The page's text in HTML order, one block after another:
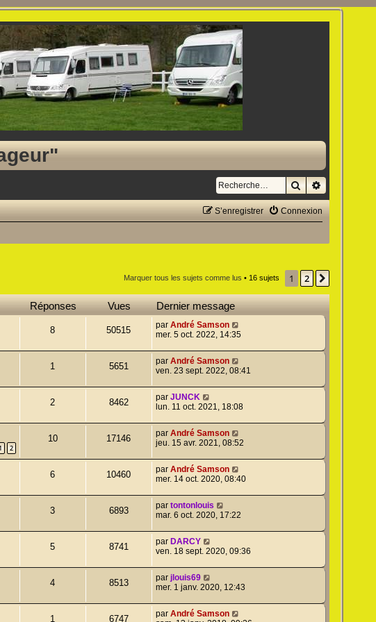
RechercherRecherche
Connexion
S’enregistrer
Marquer tous les sujets comme lus • 16 sujets 1 2
Réponses Vues Dernier message
8 50515 par André Samson
mer. 5 oct. 2022, 14:35
1 5651 par André Samson
ven. 23 sept. 2022, 08:41
2 8462 par JUNCK
lun. 11 oct. 2021, 18:08
2
10 17146 par André Samson
jeu. 15 avr. 2021, 08:52
6 10460 par André Samson
mer. 14 oct. 2020, 08:40
3 6893 par tontonlouis
mar. 6 oct. 2020, 17:22
5 8741 par DARCY
ven. 18 sept. 2020, 09:36
4 8513 par jlouis69
mer. 1 janv. 2020, 12:43
1 6747 par André Samson